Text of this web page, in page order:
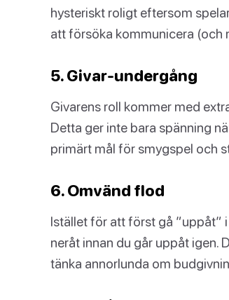
hysteriskt roligt eftersom
att försöka kommunicera (och
5. Givar-undergång
Givarens roll kommer med
Detta ger inte bara spänning
primärt mål för smygspel och
6. Omvänd flod
Istället för att först gå ”uppåt”
neråt innan du går uppåt igen.
tänka annorlunda om